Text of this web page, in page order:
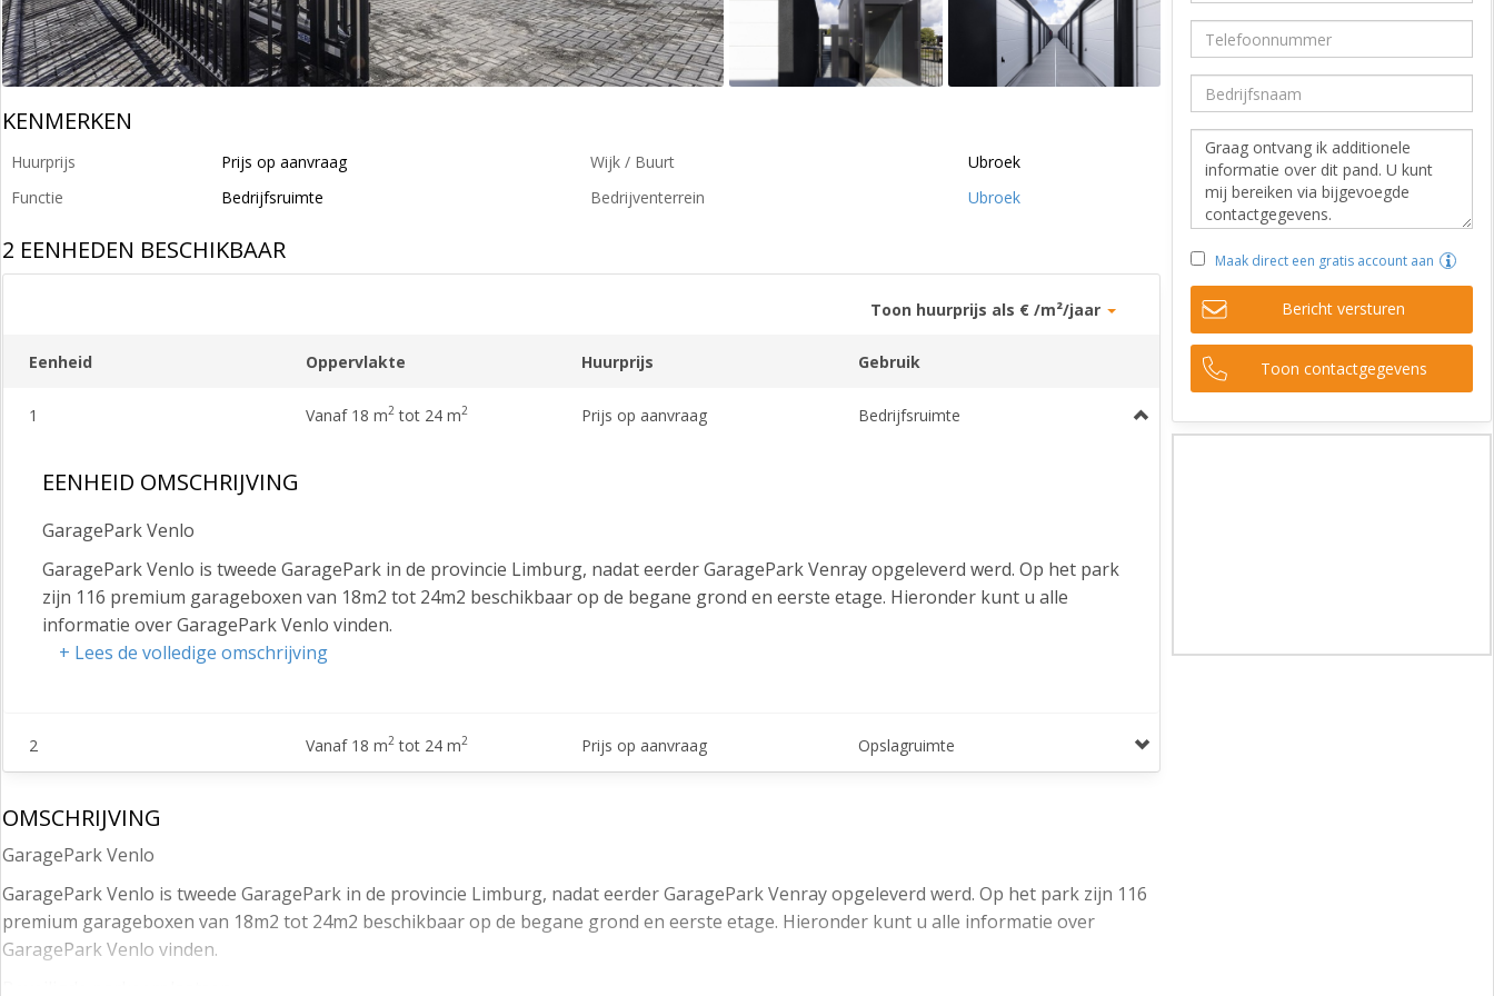
KENMERKEN
Huurprijs
Prijs op aanvraag
Functie
Bedrijfsruimte
Wijk / Buurt
Ubroek
Bedrijventerrein
Ubroek
2 EENHEDEN BESCHIKBAAR
Toon huurprijs als € /m²/jaar
Eenheid Oppervlakte Huurprijs Gebruik
1 Vanaf 18 m2tot 24 m2 Prijs op aanvraag Bedrijfsruimte
EENHEID OMSCHRIJVING
GaragePark Venlo
GaragePark Venlo is tweede GaragePark in de provincie Limburg, nadat eerder GaragePark Venray opgeleverd werd. Op het park
zijn 116 premium garageboxen van 18m2 tot 24m2 beschikbaar op de begane grond en eerste etage. Hieronder kunt u alle
informatie over GaragePark Venlo vinden.
Beveiligde parkeerplaatsen
en vallen dan ook onder het toezicht van onze vaste beveiligingspartner DETEC. De beveiligde parkeerplaatsen zijn voorzien van
een antiparkeerbeugel, zodat het gebruik exclusief is.
GaragePark Venlo ligt aan De Sondert op bedrijventerrein Ubroek. De locatie ligt op vijf autominuten van het centrum van Venlo
en kent een prima bereikbaarheid. De oprit van de autosnelweg A73 (richting Nijmegen en Roermond) bevindt zich op ca. 2,5 km,
van waaruit er aansluiting is op de A67 (richting Duisburg en Eindhoven) en het Duitse wegennet.
Garageboxen van 18m2 tot 24m2
+ Lees de volledige omschrijving
2 Vanaf 18 m2tot 24 m2 Prijs op aanvraag Opslagruimte
OMSCHRIJVING
GaragePark Venlo
GaragePark Venlo is tweede GaragePark in de provincie Limburg, nadat eerder GaragePark Venray opgeleverd werd. Op het park zijn 116
premium garageboxen van 18m2 tot 24m2 beschikbaar op de begane grond en eerste etage. Hieronder kunt u alle informatie over
GaragePark Venlo vinden.
Maak direct een gratis account aan
Bericht versturen
Toon contactgegevens